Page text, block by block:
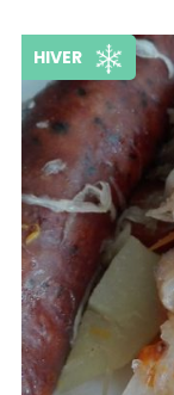
HIVER